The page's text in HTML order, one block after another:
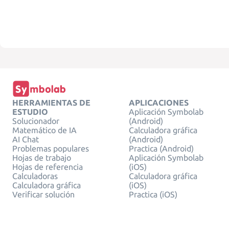
HERRAMIENTAS DE
ESTUDIO
Solucionador
Matemático de IA
AI Chat
Problemas populares
Hojas de trabajo
Hojas de referencia
Calculadoras
Calculadora gráfica
Verificar solución
APLICACIONES
Aplicación Symbolab
(Android)
Calculadora gráfica
(Android)
Practica (Android)
Aplicación Symbolab
(iOS)
Calculadora gráfica
(iOS)
Practica (iOS)